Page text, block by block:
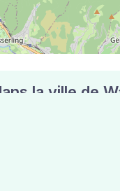
la ville de